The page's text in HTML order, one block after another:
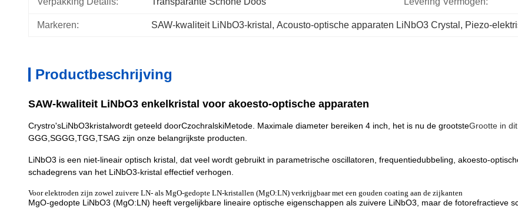
Markeren: SAW-kwaliteit LiNbO3-kristal , Acousto-optische apparaten LiNbO3 Crystal , Piezo-
Productbeschrijving
SAW-kwaliteit LiNbO3 enkelkristal voor akoesto-optische apparaten
Crystro'sLiNbO3kristalwordt geteeld doorCzochralskiMetode. Maximale diameter bereiken 4 inch, het is nu de grootsteGrootte in
GGG,SGGG,TGG,TSAG zijn onze belangrijkste producten.
LiNbO3 is een niet-lineair optisch kristal, dat veel wordt gebruikt in parametrische oscillatoren, frequentiedubbeling, akoesto-
schadegrens van het LiNbO3-kristal effectief verhogen.
Voor elektroden zijn zowel zuivere LN- als MgO-gedopte LN-kristallen (MgO:LN) verkrijgbaar met een gouden coating aan de zijkanten
MgO-gedopte LiNbO3 (MgO:LN) heeft vergelijkbare lineaire optische eigenschappen als zuivere LiNbO3, maar de fotorefractieve